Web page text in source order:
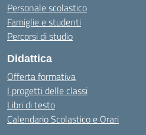
Personale scolastico
Famiglie e studenti
Percorsi di studio
Didattica
Offerta formativa
I progetti delle classi
Libri di testo
Calendario Scolastico e Orari